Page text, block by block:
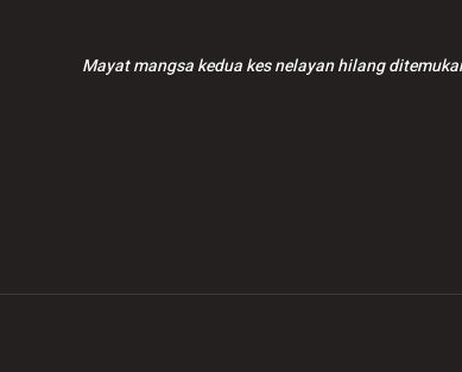
Mayat mangsa kedua kes nelayan hilang